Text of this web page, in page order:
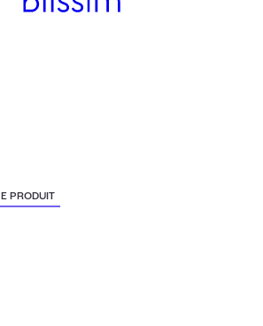
!!! Les accessoires sont hyper sympas...
PRODUIT